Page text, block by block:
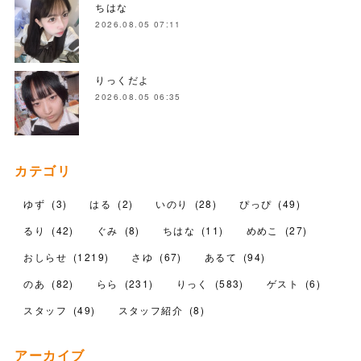
ちはな
2026.08.05 07:11
りっくだよ
2026.08.05 06:35
カテゴリ
ゆず (3) はる (2) いのり (28) ぴっぴ (49)
るり
(42) ぐみ (8) ちはな (11) めめこ (27)
おしらせ (1219) さゆ (67) あるて (94)
のあ
(82) らら (231) りっく (583) ゲスト (6)
スタッフ
(49) スタッフ紹介 (8)
アーカイブ